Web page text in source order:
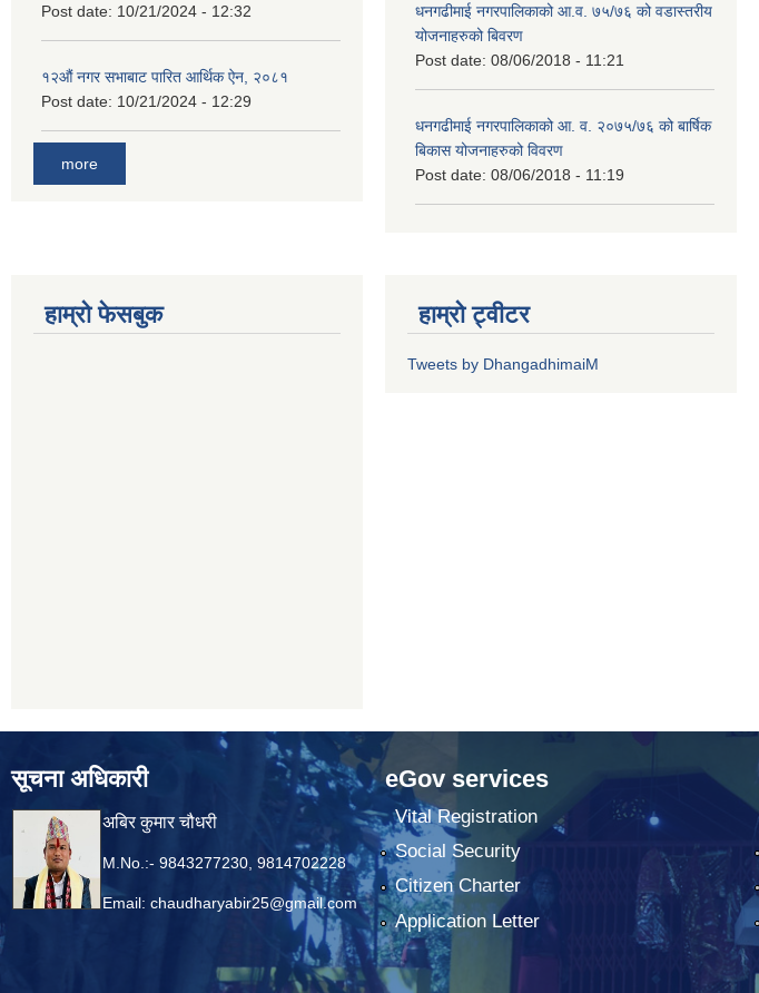
Post date: 10/21/2024 - 12:32
१२औं नगर सभाबाट पारित आर्थिक ऐन, २०८१
Post date: 10/21/2024 - 12:29
more
धनगढीमाई नगरपालिकाको आ.व. ७५/७६ को वडास्तरीय
योजनाहरुको बिवरण
Post date: 08/06/2018 - 11:21
धनगढीमाई नगरपालिकाको आ. व. २०७५/७६ को बार्षिक
बिकास योजनाहरुको विवरण
Post date: 08/06/2018 - 11:19
हाम्रो फेसबुक हाम्रो ट्वीटर
Tweets by DhangadhimaiM
सूचना अधिकारी
अबिर कुमार चौधरी
M.No.:- 9843277230, 9814702228
Email: chaudharyabir25@gmail.com
eGov services
Vital Registration
Social Security
Citizen Charter
Application Letter